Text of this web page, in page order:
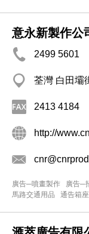
意永新製作公
2499 5601
荃灣 白田壩
2413 4184
http://
廣告─噴畫製作 廣告─
馬路交通用品
通告箱座